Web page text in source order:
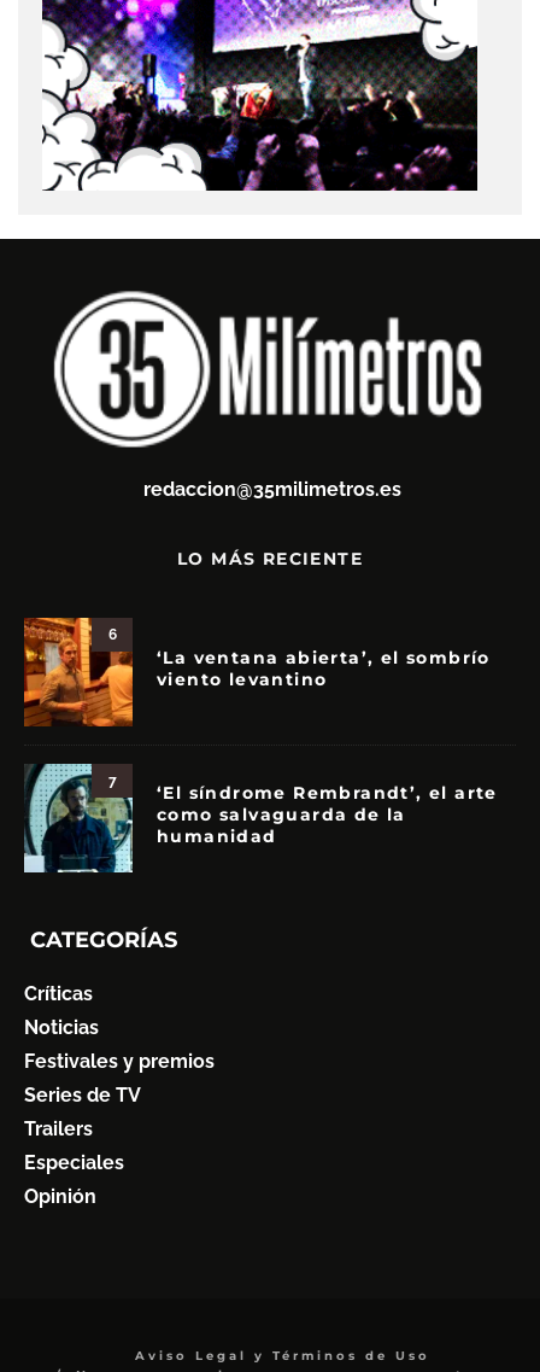
redaccion@35milimetros.es
LO MÁS RECIENTE
6
‘La ventana abierta’, el sombrío
viento levantino
7
‘El síndrome Rembrandt’, el arte
como salvaguarda de la
humanidad
CATEGORÍAS
Críticas
Noticias
Festivales y premios
Series de TV
Trailers
Especiales
Opinión
Aviso Legal y Términos de Uso